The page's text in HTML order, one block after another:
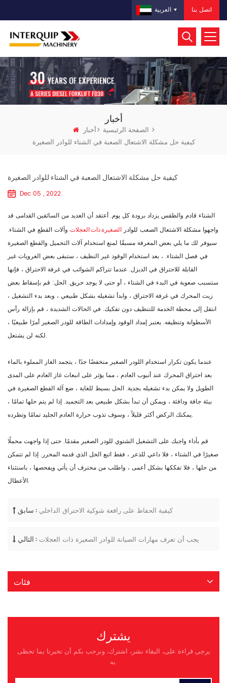
اتصل بنا العربية
أخبار
الصفحة الرئيسية
أخبار
كيفية حل مشكلة الاشتعال الصعبة في الشتاء للوادر الصغيرة
كيفية حل مشكلة الاشتعال الصعبة في الشتاء للوادر الصغيرة
Dec 05 , 2022
الشتاء قادم والطقس يزداد برودة كل يوم. أعتقد أن العديد من السائقين القدامى قد
واجهوا مشكلة الاشتعال الصعب للوادر الصغيرة ذات العجلات وآلات القطع في الشتاء.
سيوفر لك ما يلي بعض المعرفة مسبقًا لمنع استخدام آلات التحميل والقطع الصغيرة
في فصل الشتاء. ، بعد استخدام الوقود غير النظيف ، ستبقى بعض الغرويات غير
القابلة للاحتراق في الديزل. عندما تتراكم الشوائب في غرفة الاحتراق ، فإنها
ستسبب صعوبة في البدء في الشتاء ، أو حتى لا يوجد حريق. الحل: قم بإسقاط بعض
زيت المحرك في غرفة الاحتراق ، وابدأ تشغيله بشكل طبيعي ، وبعد بدء التشغيل ،
انتقل إلى محطة الخدمة للتنظيف دون تفكيك. في الحالات الشديدة ، قم بإزالة رأس
الأسطوانة وتنظيفه. يعتبر إمداد الوقود وإمدادات الطاقة للودر الصغير أمرًا طبيعيًا ،
لكنه لن يشتعل.
عندما يكون تكرار استخدام اللودر الصغير منخفضًا جدًا ، يتجمد الغاز المملوء بالماء
بعد احتراق المحرك عند أنبوب العادم ، مما يؤثر على انبعاث غاز العادم على المدى
الطويل ولا يمكن بدء تشغيله بجدية. الحل بسيط للغاية ، ضع آلة القطع الصغيرة في
بيئة جافة ودافئة ، ويمكن أن تبدأ بشكل طبيعي بعد التجميد. إذا لم يتم حلها تمامًا ،
يمكنك الركض أكثر قليلاً ، وسوف تذوب حرارة العادم الجليد تمامًا وتطرده.
قم بأداء واجبك على التشغيل الشتوي للودر الصغير مقدمًا. حتى إذا واجهت محملًا
صغيرًا في الشتاء ، فلا داعي للذعر ، فقط اتبع الحل الذي قدمه المحرر. إذا لم تتمكن
من حلها ، فلا تفككها بشكل أعمى ، واطلب من محترف أن يأتي ويفحصها ، باستثناء
الأعطال.
سابق : كيفية الحفاظ على رافعة شوكية الاحتراق الداخلي
التالي : يجب أن تعرف مهارات الصيانة للوادر الصغيرة ذات العجلات
فئات
يشترك
يرجى قراءة على، البقاء نشر، اشترك، ونرحب بكم أن تخبرنا بما تحظى
به.